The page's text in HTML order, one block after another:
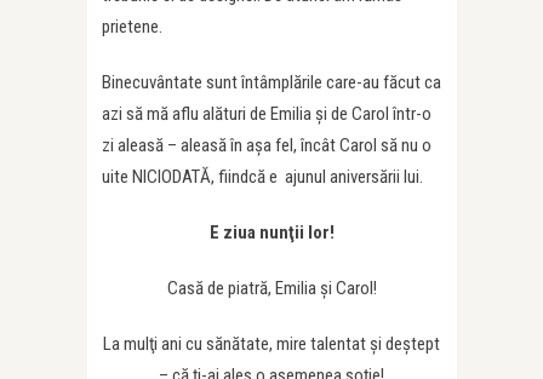
prietene.
Binecuvântate sunt întâmplările care-au făcut ca
azi să mă aflu alături de Emilia şi de Carol într-o
zi aleasă – aleasă în aşa fel, încât Carol să nu o
uite NICIODATĂ, fiindcă e ajunul aniversării lui.
E ziua nunţii lor!
Casă de piatră, Emilia şi Carol!
La mulţi ani cu sănătate, mire talentat şi deştept